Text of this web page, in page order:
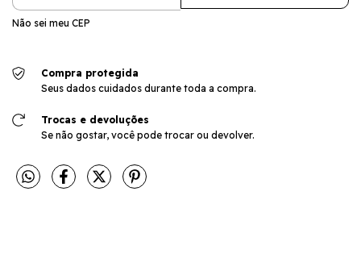
Não sei meu CEP
Compra protegida
Seus dados cuidados durante toda a compra.
Trocas e devoluções
Se não gostar, você pode trocar ou devolver.